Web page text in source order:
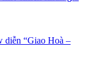
diễn “Giao Hoà –